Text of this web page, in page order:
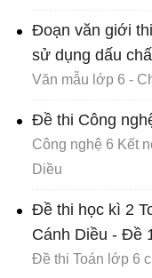
Đoạn văn giới
sử dụng dấu
Văn mẫu lớp 6 -
Đề thi Công
Công nghệ 6 Kết
Diều
Đề thi học kì 2
Cánh Diều - Đề
Đề thi Toán lớp 6